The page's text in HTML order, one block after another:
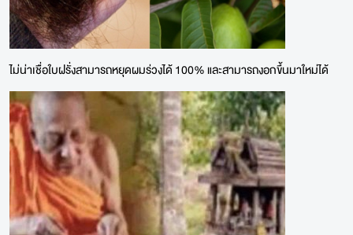
ไม่น่าเชื่อใบฝรั่งสามารถหยุดผมร่วงได้ 100% และสามารถงอกขึ้นมาใหม่ได้